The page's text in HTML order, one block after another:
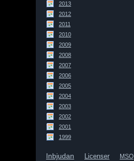
2013
2012
2011
2010
2009
2008
2007
2006
2005
2004
2003
2002
2001
1999
Inbjudan Licenser MSO